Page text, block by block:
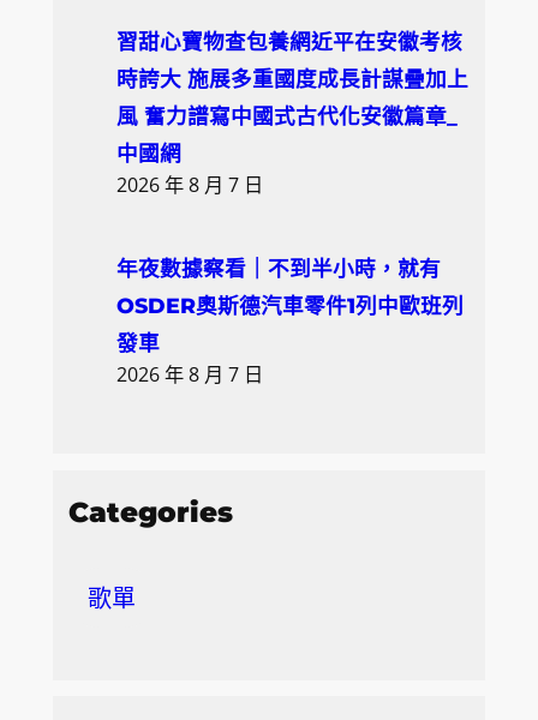
習甜心寶物查包養網近平在安徽考核
時誇大 施展多重國度成長計謀疊加上
風 奮力譜寫中國式古代化安徽篇章_
中國網
2026 年 8 月 7 日
年夜數據察看｜不到半小時，就有
OSDER奧斯德汽車零件1列中歐班列
發車
2026 年 8 月 7 日
Categories
歌單